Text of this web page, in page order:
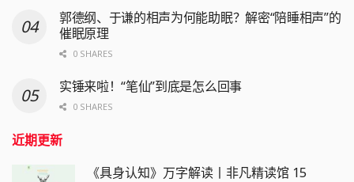
郭德纲、于谦的相声为何能助眠？解密“陪睡相声”的
催眠原理
0 SHARES
实锤来啦！“笔仙”到底是怎么回事
0 SHARES
近期更新
《具身认知》万字解读丨非凡精读馆 15